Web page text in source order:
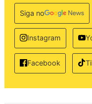
Siga no
Instagram
Facebook